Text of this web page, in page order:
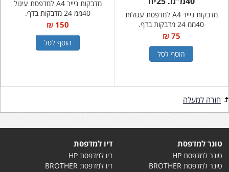
מדבקות ניייר A4 למדפסת עגולות
40ממ 24 מדבקות בדף.
75 ₪
הוסף לסל
מדבקות ניייר A4 למדפסת עיגול
40ממ 24 מדבקות בדף.
150 ₪
הוסף לסל
חזרה למעלה
טונר למדפסת
טונר למדפסת HP
טונר למדפסת BROTHER
דיו למדפסת
דיו למדפסת HP
דיו למדפסת BROTHER